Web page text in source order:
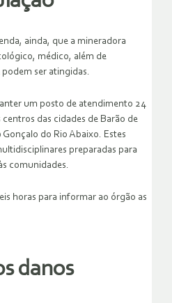
ainda, que a mineradora
médico, além de
ser atingidas.
um posto de atendimento 24
das cidades de Barão de
Gonçalo do Rio Abaixo. Estes
preparadas para
comunidades.
horas para informar ao órgão as
danos